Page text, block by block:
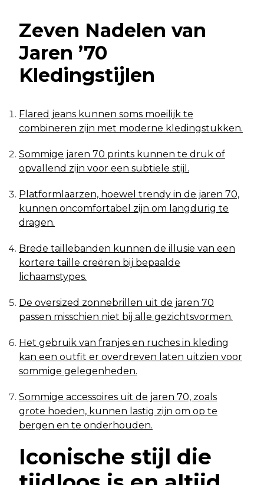
Zeven Nadelen van
Jaren ’70
Kledingstijlen
Flared jeans kunnen soms moeilijk te
combineren zijn met moderne kledingstukken.
Sommige jaren 70 prints kunnen te druk of
opvallend zijn voor een subtiele stijl.
Platformlaarzen, hoewel trendy in de jaren 70,
kunnen oncomfortabel zijn om langdurig te
dragen.
Brede taillebanden kunnen de illusie van een
kortere taille creëren bij bepaalde
lichaamstypes.
De oversized zonnebrillen uit de jaren 70
passen misschien niet bij alle gezichtsvormen.
Het gebruik van franjes en ruches in kleding
kan een outfit er overdreven laten uitzien voor
sommige gelegenheden.
Sommige accessoires uit de jaren 70, zoals
grote hoeden, kunnen lastig zijn om op te
bergen en te onderhouden.
Iconische stijl die